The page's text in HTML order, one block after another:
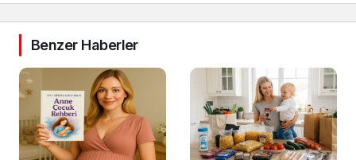
Benzer Haberler